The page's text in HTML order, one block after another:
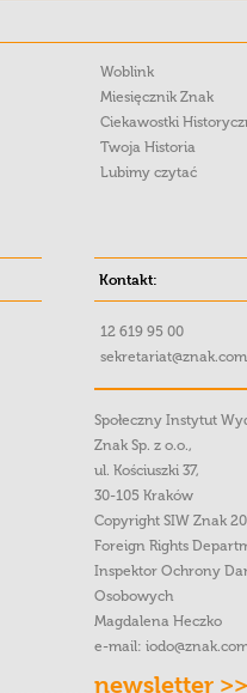
Woblink
Miesięcznik Znak
Ciekawostki
Twoja Historia
Lubimy czytać
Kontakt:
12 619 95 00
Społeczny Instytut
Znak Sp. z o.o.,
ul. Kościuszki 37,
30-105 Kraków
Copyright SIW Znak
Foreign Rights
Inspektor Ochrony
Osobowych
Magdalena Heczko
e-mail:
newsletter >>